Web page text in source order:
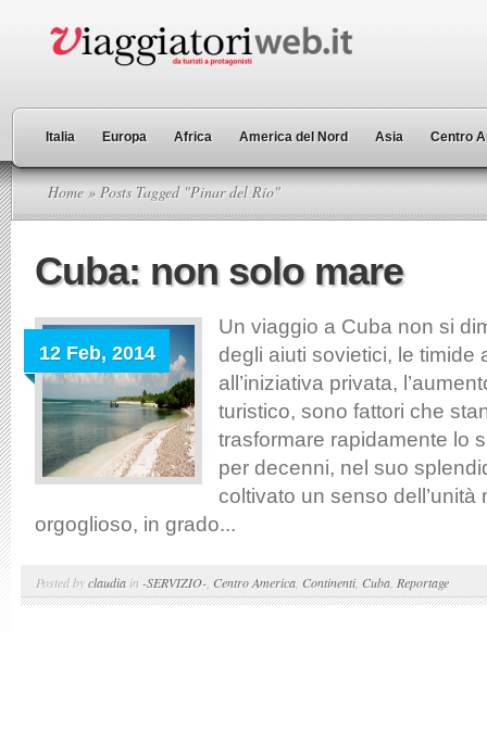
Italia Europa Africa America del Nord Asia Centro
Home » Posts Tagged "Pinar del Río"
Cuba: non solo mare
12 Feb, 2014
Un viaggio a Cuba non si
degli aiuti sovietici, le timide
all’iniziativa privata,
turistico, sono fattori che
trasformare rapidamente lo
per decenni, nel suo
coltivato un senso dell’unità
orgoglioso, in grado...
Posted byclaudia in -SERVIZIO- Centro America Continenti, Cuba Reportage